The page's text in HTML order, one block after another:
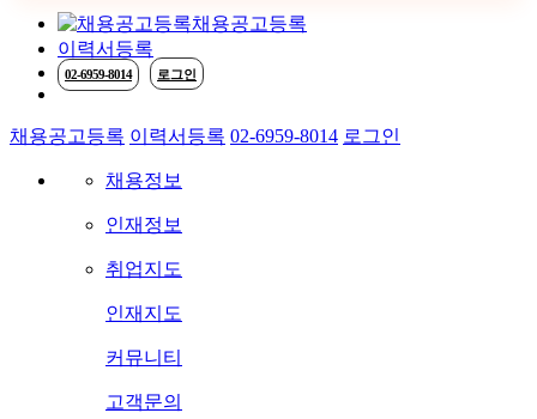
채용공고등록
이력서등록
02-6959-8014 로그인
채용공고등록 이력서등록 02-6959-8014 로그인
채용정보
인재정보
취업지도
인재지도
커뮤니티
고객문의